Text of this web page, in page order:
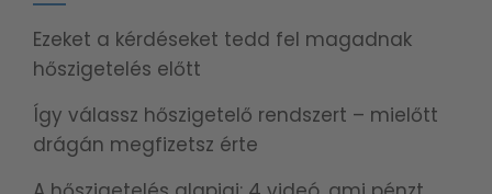
Ezeket a kérdéseket tedd fel magadnak
hőszigetelés előtt
Így válassz hőszigetelő rendszert – mielőtt
drágán megfizetsz érte